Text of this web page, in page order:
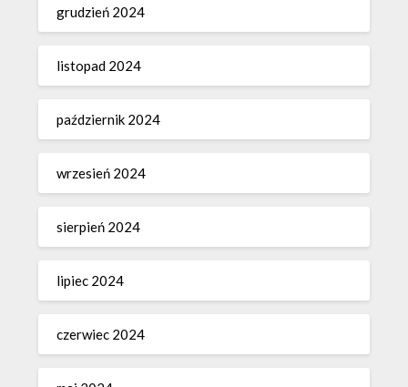
grudzień 2024
listopad 2024
październik 2024
wrzesień 2024
sierpień 2024
lipiec 2024
czerwiec 2024